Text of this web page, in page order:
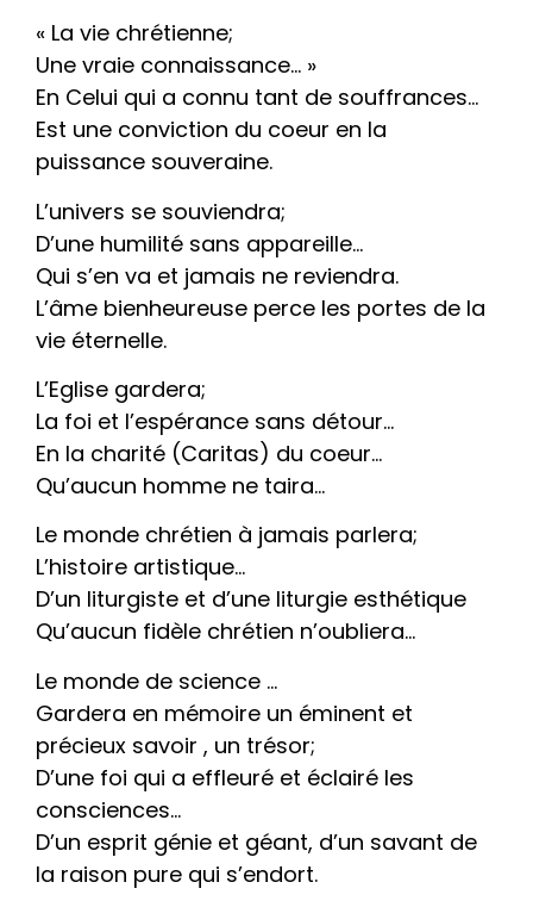
« La vie chrétienne;
Une vraie connaissance… »
En Celui qui a connu tant de souffrances…
Est une conviction du coeur en la
puissance souveraine.
L’univers se souviendra;
D’une humilité sans appareille…
Qui s’en va et jamais ne reviendra.
L’âme bienheureuse perce les portes de la
vie éternelle.
L’Eglise gardera;
La foi et l’espérance sans détour…
En la charité (Caritas) du coeur…
Qu’aucun homme ne taira…
Le monde chrétien à jamais parlera;
L’histoire artistique…
D’un liturgiste et d’une liturgie esthétique
Qu’aucun fidèle chrétien n’oubliera…
Le monde de science …
Gardera en mémoire un éminent et
précieux savoir , un trésor;
D’une foi qui a effleuré et éclairé les
consciences…
D’un esprit génie et géant, d’un savant de
la raison pure qui s’endort.